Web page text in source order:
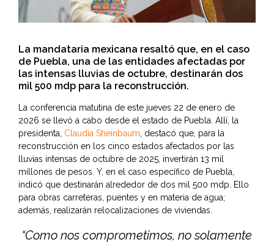
La mandataria mexicana resaltó que, en el caso
de Puebla, una de las entidades afectadas por
las intensas lluvias de octubre, destinarán dos
mil 500 mdp para la reconstrucción.
La conferencia matutina de este jueves 22 de enero de
2026 se llevó a cabo desde el estado de Puebla. Allí, la
presidenta, Claudia Sheinbaum, destacó que, para la
reconstrucción en los cinco estados afectados por las
lluvias intensas de octubre de 2025, invertirán 13 mil
millones de pesos. Y, en el caso específico de Puebla,
indicó que destinarán alrededor de dos mil 500 mdp. Ello
para obras carreteras, puentes y en materia de agua;
además, realizarán relocalizaciones de viviendas.
“Como nos comprometimos, no solamente